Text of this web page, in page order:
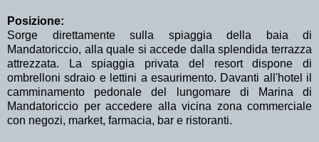
Posizione:
Sorge direttamente sulla spiaggia della baia di
Mandatoriccio, alla quale si accede dalla splendida terrazza
attrezzata. La spiaggia privata del resort dispone di
ombrelloni sdraio e lettini a esaurimento. Davanti all'hotel il
camminamento pedonale del lungomare di Marina di
Mandatoriccio per accedere alla vicina zona commerciale
con negozi, market, farmacia, bar e ristoranti.